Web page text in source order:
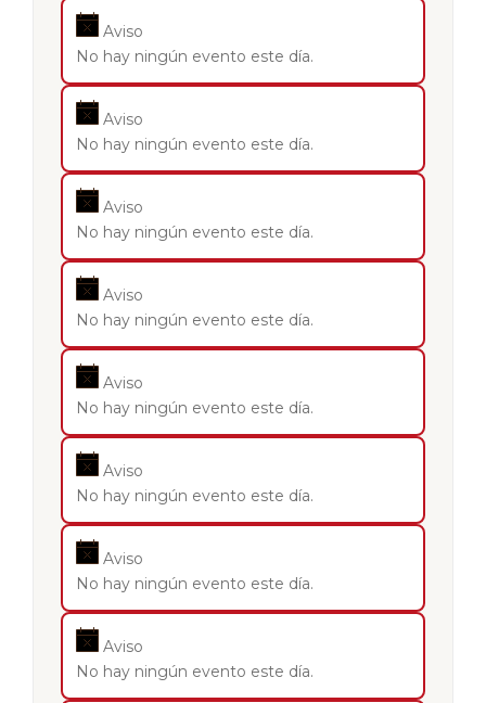
Aviso
No hay ningún evento este día.
Aviso
No hay ningún evento este día.
Aviso
No hay ningún evento este día.
Aviso
No hay ningún evento este día.
Aviso
No hay ningún evento este día.
Aviso
No hay ningún evento este día.
Aviso
No hay ningún evento este día.
Aviso
No hay ningún evento este día.